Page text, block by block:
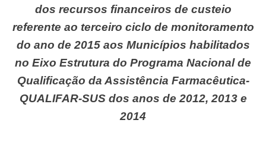
dos recursos financeiros de custeio
referente ao terceiro ciclo de monitoramento
do ano de 2015 aos Municípios habilitados
no Eixo Estrutura do Programa Nacional de
Qualificação da Assistência Farmacêutica-
QUALIFAR-SUS dos anos de 2012, 2013 e
2014